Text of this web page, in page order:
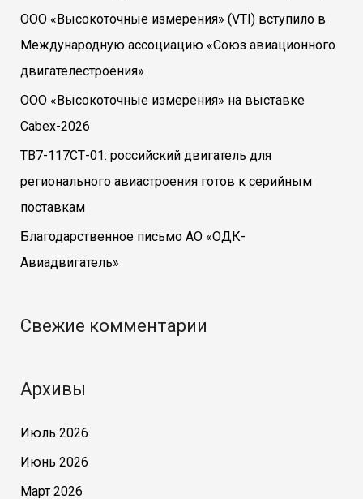
ООО «Высокоточные измерения» (VTI) вступило в
Международную ассоциацию «Союз авиационного
двигателестроения»
ООО «Высокоточные измерения» на выставке
Cabex-2026
ТВ7-117СТ-01: российский двигатель для
регионального авиастроения готов к серийным
поставкам
Благодарственное письмо АО «ОДК-
Авиадвигатель»
Свежие комментарии
Архивы
Июль 2026
Июнь 2026
Март 2026